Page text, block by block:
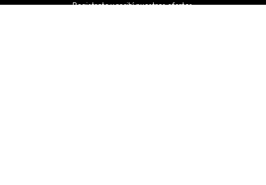
Registrate y recibí nuestras ofertas.